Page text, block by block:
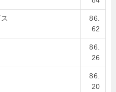
86.
62
86.
26
86.
20